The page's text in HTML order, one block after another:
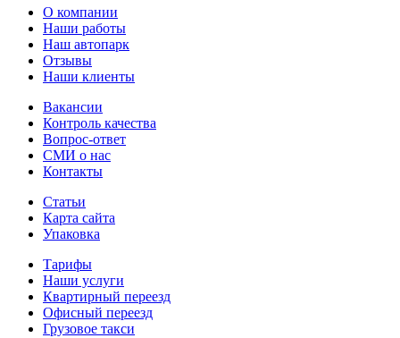
О компании
Наши работы
Наш автопарк
Отзывы
Наши клиенты
Вакансии
Контроль качества
Вопрос-ответ
СМИ о нас
Контакты
Статьи
Карта сайта
Упаковка
Тарифы
Наши услуги
Квартирный переезд
Офисный переезд
Грузовое такси